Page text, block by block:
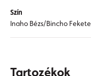
Szín
Inaho Bézs/Bincho Fekete
Tartozékok